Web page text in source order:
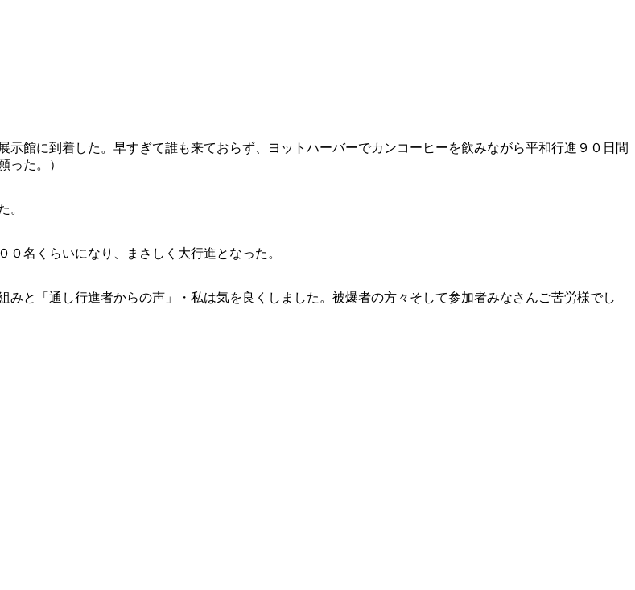
館に到着した。早すぎて誰も来ておらず、ヨットハーバーでカンコーヒーを飲みながら平和行進９０日間
った。）
。
名くらいになり、まさしく大行進となった。
みと「通し行進者からの声」・私は気を良くしました。被爆者の方々そして参加者みなさんご苦労様でし